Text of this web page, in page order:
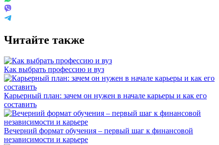
Читайте также
Как выбрать профессию и вуз
Карьерный план: зачем он нужен в начале карьеры и как его
составить
Вечерний формат обучения – первый шаг к финансовой
независимости и карьере